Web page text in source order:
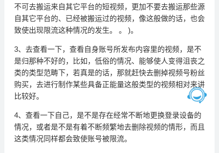
不可去搬运来自其它平台的短视频，更加不要去搬运那些源
自其它平台的、已经被搬运过的视频，像这般做的话，也会
致使出现限流这种情况的发生。 。 )。
3、去查看一下，查看自身账号所发布内容里的视频，是不
是归那种不好的，比如，低俗的情况、能够使人变得沮丧之
类的类型范畴下，若真是的话，那就赶快去删掉视频号粉丝
购买，去进行制作某些具备正能量这般类型的视频相对来讲
比较好。
4、查看一下自己，是不是存在经常不断地更换登录设备的
情况，或者是不是有着不断频繁地去删除视频的情形，而且
这类情况同样都会致使账号被限流。